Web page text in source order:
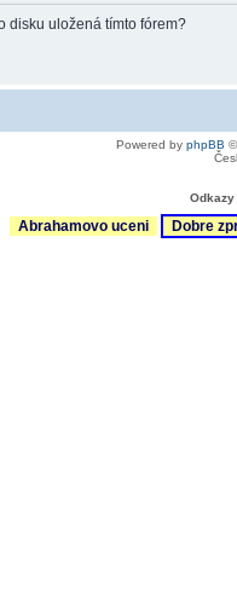
disku uložená tímto fórem?
Powered by phpBB
Abrahamovo uceni Dobre